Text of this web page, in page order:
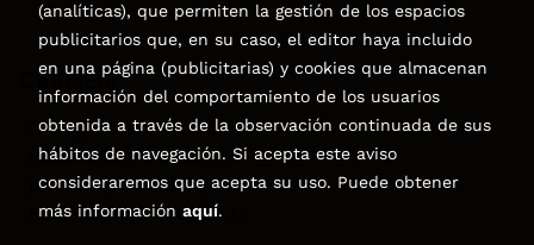
Contacto
C/Virgen de la Peña, 15
928858050–928531142
pedidos@libreriatagoror.com
Formulario de contacto
(analíticas), que permiten la gestión de los espacios
publicitarios que, en su caso, el editor haya incluido
en una página (publicitarias) y cookies que almacenan
información del comportamiento de los usuarios
obtenida a través de la observación continuada de sus
hábitos de navegación. Si acepta este aviso
consideraremos que acepta su uso. Puede obtener
más información aquí.